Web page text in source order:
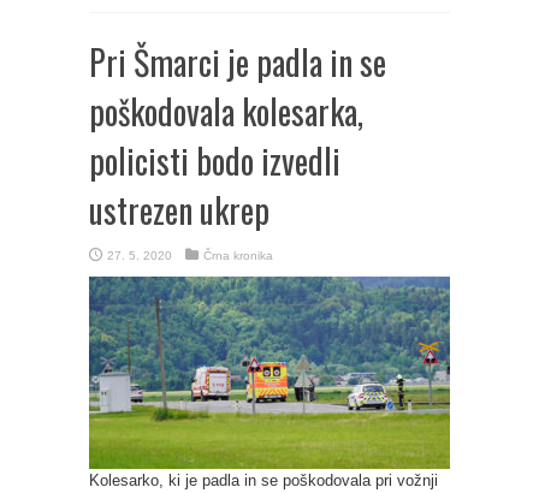
Pri Šmarci je padla in se
poškodovala kolesarka,
policisti bodo izvedli
ustrezen ukrep
27. 5. 2020 Črna kronika
Kolesarko, ki je padla in se poškodovala pri vožnji